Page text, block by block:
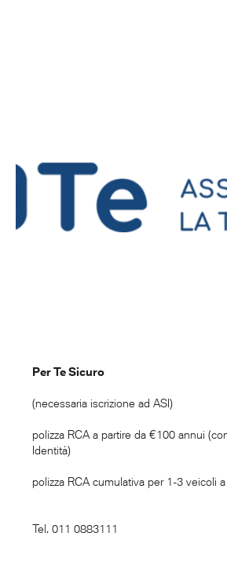
Per Te Sicuro
(necessaria iscrizione ad ASI)
polizza RCA a partire da €100 annui
Identità)
polizza RCA cumulativa per 1-3 veicoli
Tel. 011 0883111